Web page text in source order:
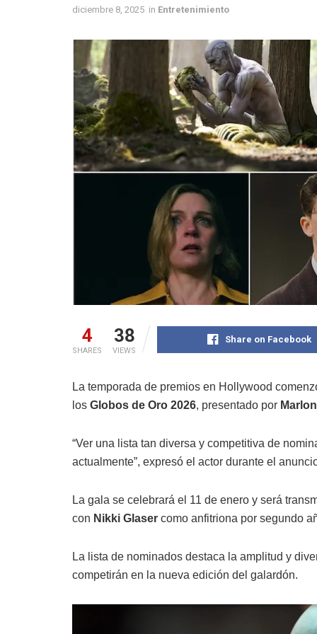
diciembre 8, 2025 in Entretenimiento
4
SHARES
38
VIEWS
Share on Facebook
La temporada de premios en Hollywood
los Globos de Oro 2026, presentado por
“Ver una lista tan diversa y competitiva de
actualmente”, expresó el actor durante el
La gala se celebrará el 11 de enero y será
con Nikki Glaser como anfitriona por segundo
La lista de nominados destaca la amplitud y
competirán en la nueva edición del galardón.